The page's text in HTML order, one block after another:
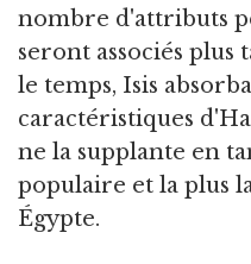
nombre d'attributs
seront associés plus
le temps, Isis
caractéristiques
ne la supplante en
populaire et la plus
Égypte.